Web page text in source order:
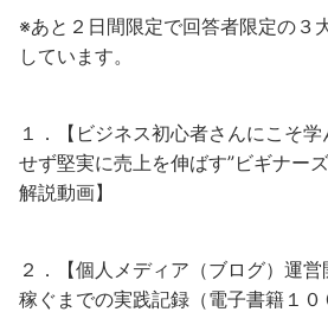
※あと２日間限定で回答者限定の３
しています。
１．【ビジネス初心者さんにこそ
せず堅実に売上を伸ばす”ビギナー
解説動画】
２．【個人メディア（ブログ）運
稼ぐまでの実践記録（電子書籍１０